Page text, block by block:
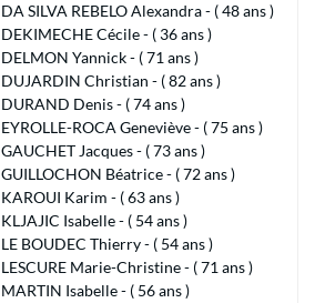
DA SILVA REBELO Alexandra - ( 48 ans )
DEKIMECHE Cécile - ( 36 ans )
DELMON Yannick - ( 71 ans )
DUJARDIN Christian - ( 82 ans )
DURAND Denis - ( 74 ans )
EYROLLE-ROCA Geneviève - ( 75 ans )
GAUCHET Jacques - ( 73 ans )
GUILLOCHON Béatrice - ( 72 ans )
KAROUI Karim - ( 63 ans )
KLJAJIC Isabelle - ( 54 ans )
LE BOUDEC Thierry - ( 54 ans )
LESCURE Marie-Christine - ( 71 ans )
MARTIN Isabelle - ( 56 ans )